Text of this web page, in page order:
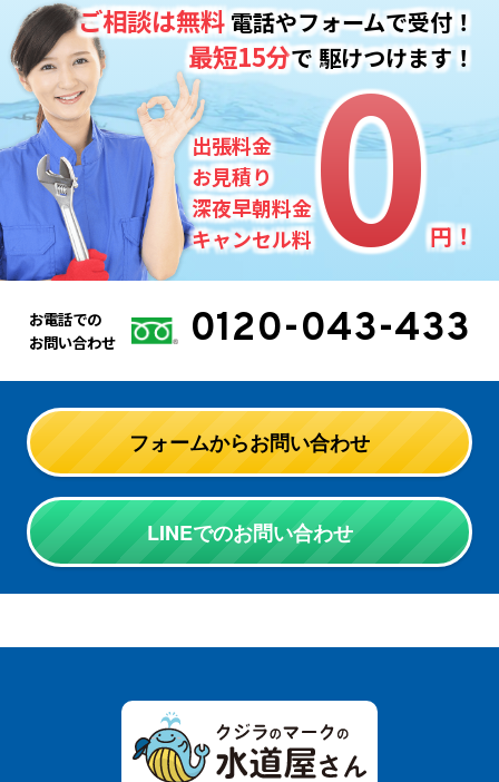
出張料金
お見積り
深夜早朝料金
キャンセル料0
0円！
ご相談は無料電話やフォームで受付！
最短15分で駆けつけます！
お電話での
お問い合わせ
0120-043-433
フォームからお問い合わせ
LINEでのお問い合わせ